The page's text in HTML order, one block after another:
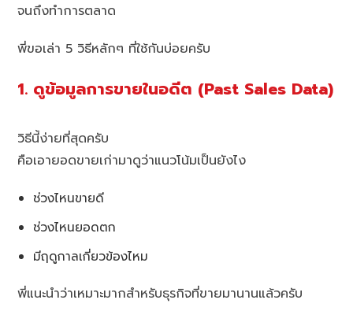
จนถึงทำการตลาด
พี่ขอเล่า 5 วิธีหลักๆ ที่ใช้กันบ่อยครับ
1. ดูข้อมูลการขายในอดีต (Past Sales Data)
วิธีนี้ง่ายที่สุดครับ
คือเอายอดขายเก่ามาดูว่าแนวโน้มเป็นยังไง
ช่วงไหนขายดี
ช่วงไหนยอดตก
มีฤดูกาลเกี่ยวข้องไหม
พี่แนะนำว่าเหมาะมากสำหรับธุรกิจที่ขายมานานแล้วครับ